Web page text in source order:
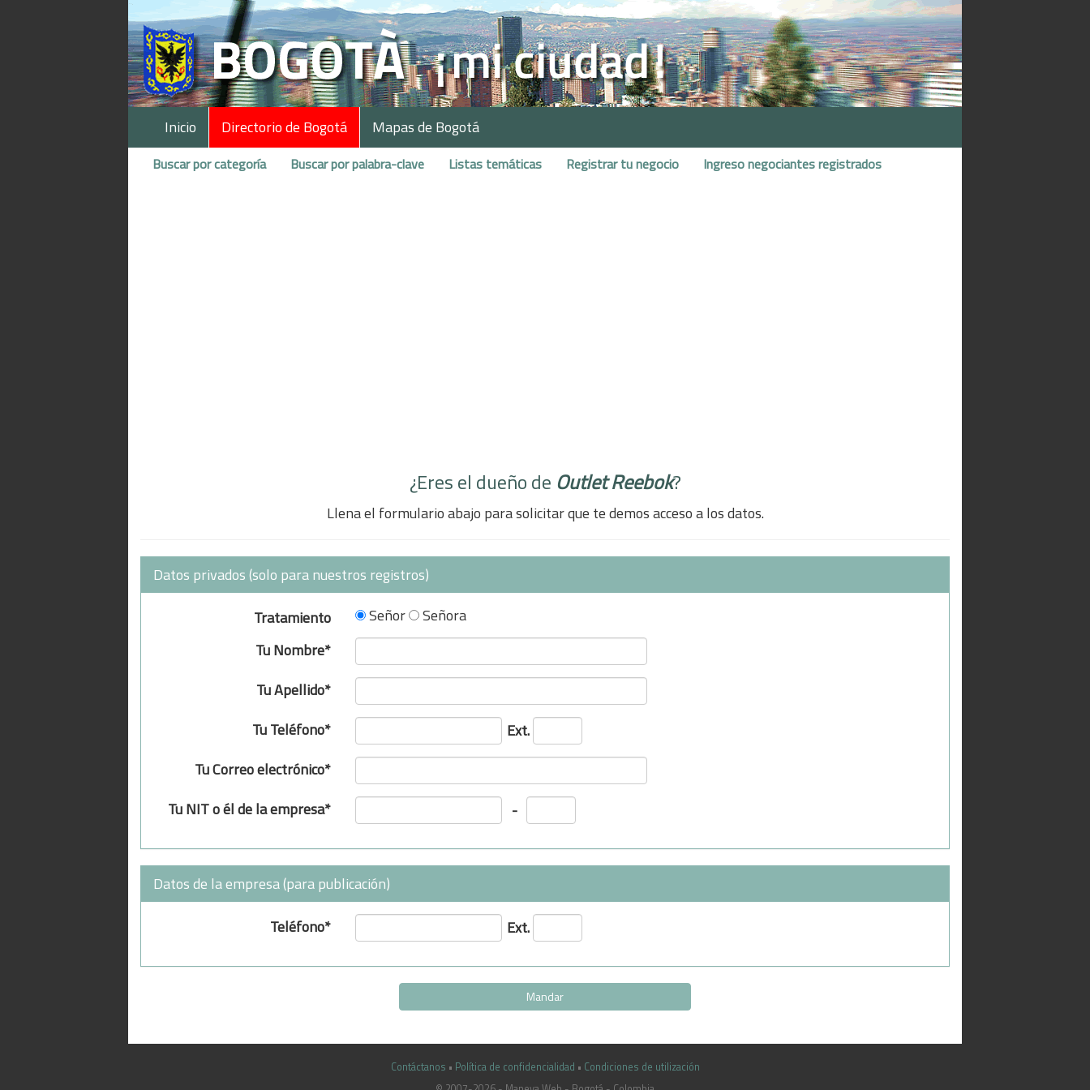
Inicio Directorio de Bogotá Mapas de Bogotá
Buscar por categoría Buscar por palabra-clave Listas temáticas Registrar tu negocio Ingreso negociantes registrados
¿Eres el dueño de Outlet Reebok?
Llena el formulario abajo para solicitar que te demos acceso a los datos.
Datos privados (solo para nuestros registros)
Tratamiento
Señor
Señora
Tu Nombre*
Tu Apellido*
Tu Teléfono*
Ext.
Tu Correo electrónico*
Tu NIT o él de la empresa*
-
Datos de la empresa (para publicación)
Teléfono*
Ext.
Contáctanos • Política de confidencialidad • Condiciones de utilización